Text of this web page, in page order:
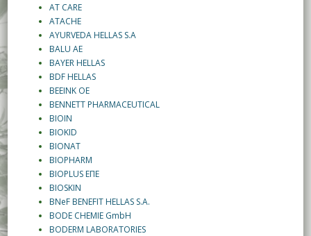
AT CARE
ATACHE
AYURVEDA HELLAS S.A
BALU AE
BAYER HELLAS
BDF HELLAS
BEEINK OE
BENNETT PHARMACEUTICAL
BIOIN
BIOKID
BIONAT
BIOPHARM
BIOPLUS ΕΠΕ
BIOSKIN
BNeF BENEFIT HELLAS S.A.
BODE CHEMIE GmbH
BODERM LABORATORIES